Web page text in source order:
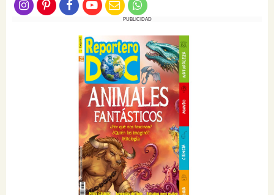
PUBLICIDAD